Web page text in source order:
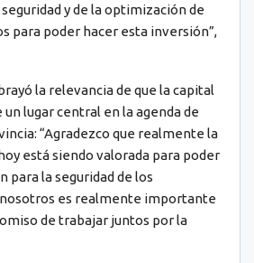
y de la optimización de
para poder hacer esta inversión”,
la relevancia de que la capital
lugar central en la agenda de
“Agradezco que realmente la
está siendo valorada para poder
para la seguridad de los
es realmente importante
de trabajar juntos por la